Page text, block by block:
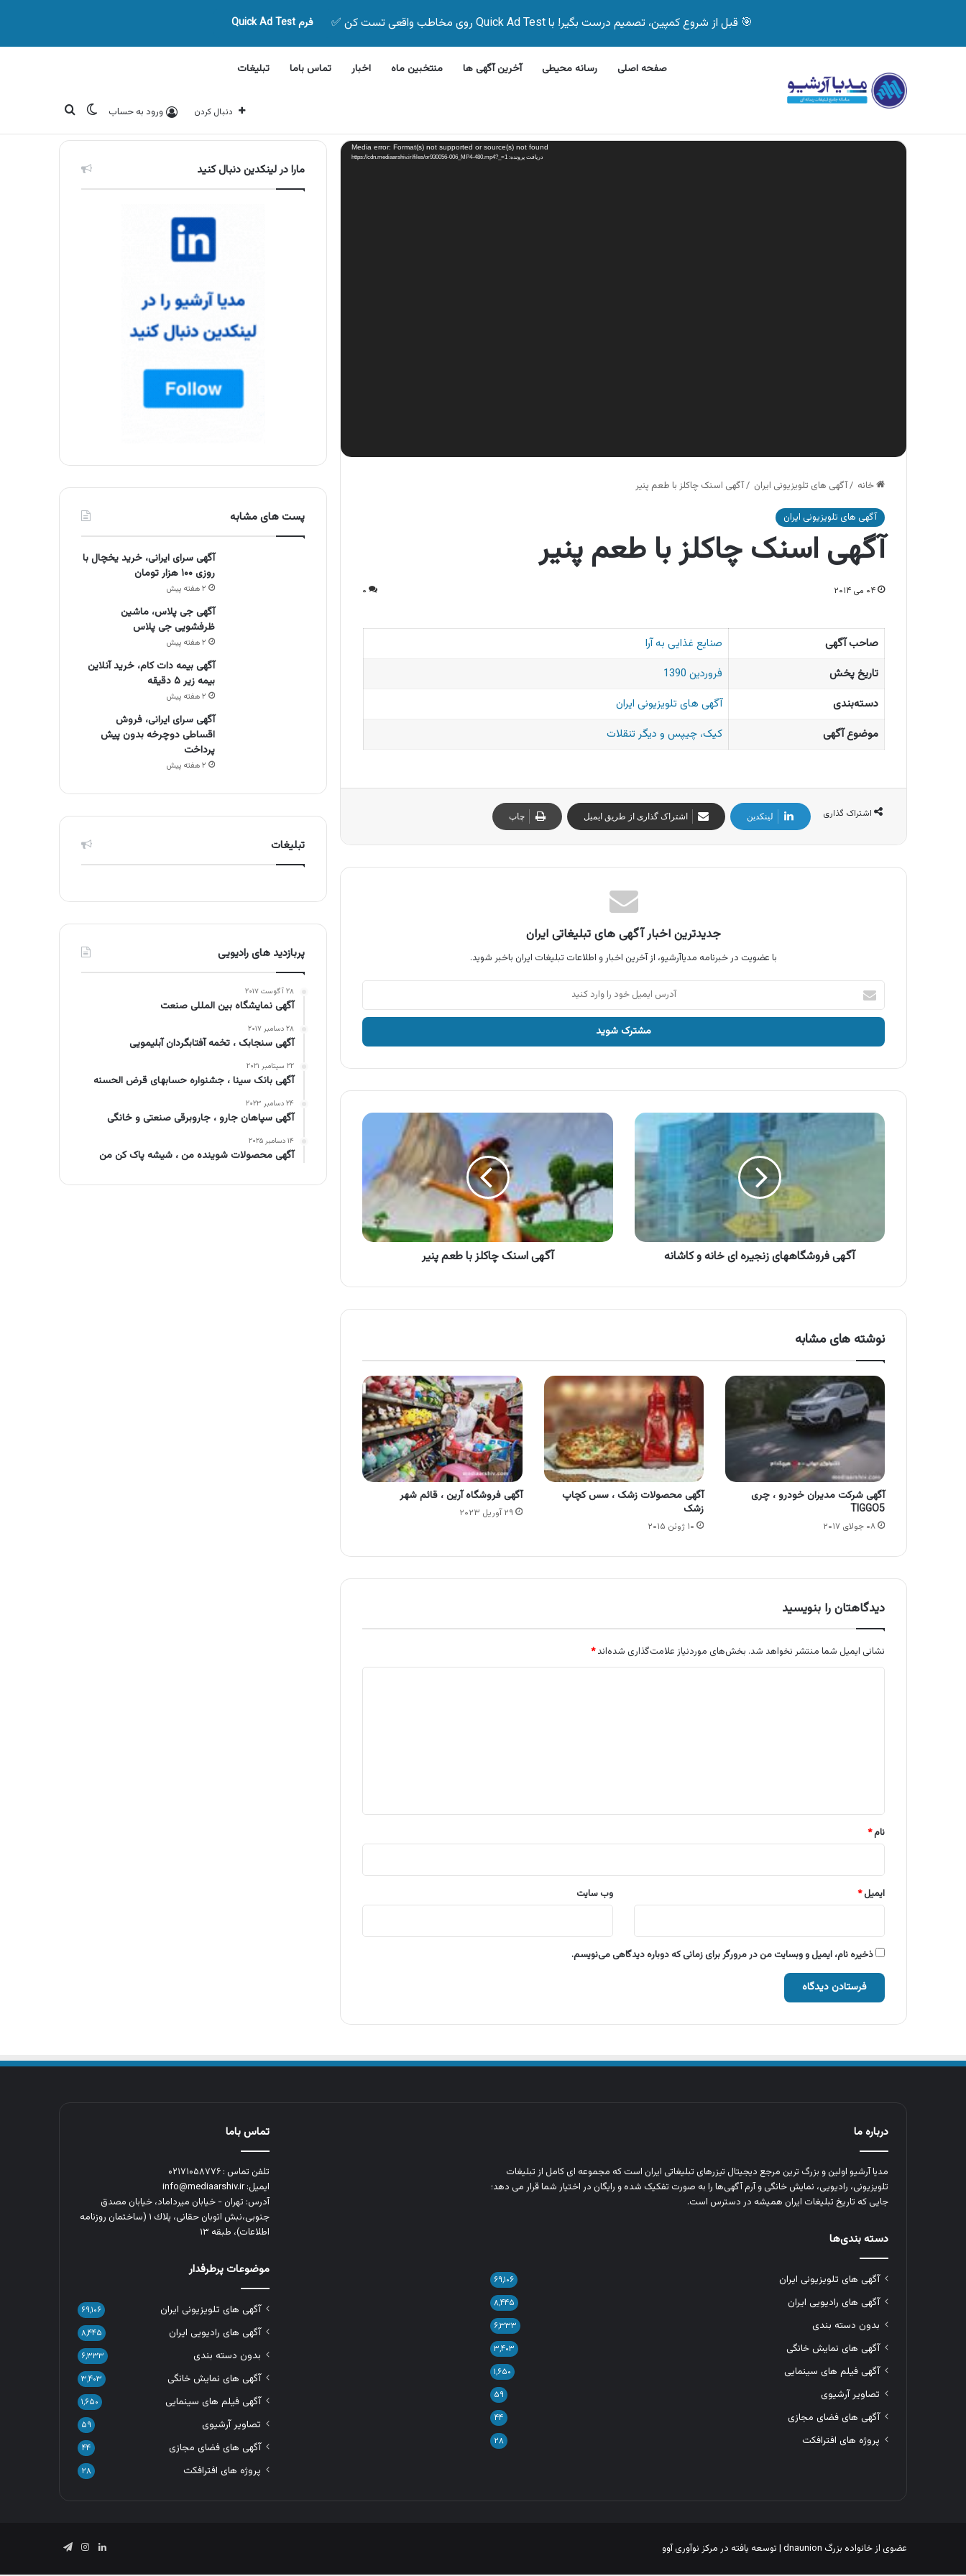
🎯 قبل از شروع کمپین، تصمیم درست بگیر! با Quick Ad Test روی مخاطب واقعی تست کن ✅ فرم Quick Ad Test
صفحه اصلی رسانه محیطی آخرین آگهی ها منتخبین ماه اخبار تماس باما تبلیغات
دنبال کردن ورود به حساب تغییر پوسته
جستجو برای جمعه, 7 آگوست 2026 آگهی های تازه
نمایشگر
ویدیو Media error: Format(s) not supported or source(s) not found
دریافت پرونده: https://cdn.mediaarshiv.ir/files/or930056-006_MP4-480.mp4?_=1
خانه /آگهی های تلویزیونی ایران /آگهی اسنک چاکلز با طعم پنیر
آگهی های تلویزیونی ایران
آگهی اسنک چاکلز با طعم پنیر
۰۴ می ۲۰۱۴ ۰
صاحب آگهی
صنایع غذایی به آرا
تاریخ پخش
فروردین 1390
دسته‌بندی
آگهی های تلویزیونی ایران
موضوع آگهی
کیک، چیپس و دیگر تنقلات
اشتراک گذاری لینکدین اشتراک گذاری از طریق ایمیل چاپ
جدیدترین اخبار آگهی های تبلیغاتی ایران
با عضویت در خبرنامه مدیاآرشیو، از آخرین اخبار و اطلاعات تبلیغات ایران باخبر شوید.
آدرس
ایمیل
خود
وارد
آگهی
زنجیره
آگهی فروشگاههای زنجیره ای خانه و کاشانه
آگهی
با
طعم
پنیر
آگهی اسنک چاکلز با طعم پنیر
نوشته های مشابه
آگهی شرکت مدیران خودرو ، چری
TIGGO5
۰۸ جولای ۲۰۱۷
آگهی محصولات زشک ، سس کچاپ
زشک
۱۰ ژوئن ۲۰۱۵
آگهی فروشگاه آرین ، قائم شهر
۲۹ آوریل ۲۰۲۳
دیدگاهتان را بنویسید
نشانی ایمیل شما منتشر نخواهد شد. بخش‌های موردنیاز علامت‌گذاری شده‌اند*
نام*
ایمیل* وب‌ سایت
ذخیره نام، ایمیل و وبسایت من در مرورگر برای زمانی که دوباره دیدگاهی می‌نویسم.
مارا در لینکدین دنبال کنید
پست های مشابه
آگهی سرای ایرانی، خرید یخچال با
روزی ۱۰۰ هزار تومان
۲ هفته پیش
آگهی جی پلاس، ماشین
ظرفشویی جی پلاس
۲ هفته پیش
آگهی بیمه دات کام، خرید آنلاین
بیمه زیر ۵ دقیقه
۲ هفته پیش
آگهی سرای ایرانی، فروش
اقساطی دوچرخه بدون پیش
پرداخت
۲ هفته پیش
تبلیغات
پربازدید های رادیویی
۲۸ آگوست ۲۰۱۷
آگهی نمایشگاه بین المللی صنعت
۲۸ دسامبر ۲۰۱۷
آگهی سنجابک ، تخمه آفتابگردان آبلیمویی
۲۲ سپتامبر ۲۰۲۱
آگهی بانک سینا ، جشنواره حسابهای قرض الحسنه
۲۴ دسامبر ۲۰۲۳
آگهی سپاهان جارو ، جاروبرقی صنعتی و خانگی
۱۴ دسامبر ۲۰۲۵
آگهی محصولات شوینده من ، شیشه پاک کن من
درباره ما
مدیا آرشیو اولین و بزرگ‌ ترین مرجع دیجیتال تیزرهای تبلیغاتی ایران است که مجموعه‌ ای کامل از تبلیغات
تلویزیونی، رادیویی، نمایش خانگی و آرم‌ آگهی‌ها را به‌ صورت تفکیک‌ شده و رایگان در اختیار شما قرار می‌ دهد؛
جایی که تاریخ تبلیغات ایران همیشه در دسترس است.
دسته بندی‌ها
آگهی های تلویزیونی ایران ۶۹,۱۰۶
آگهی های رادیویی ایران ۸,۴۴۵
بدون دسته بندی ۶,۳۳۳
آگهی های نمایش خانگی ۳,۴۰۳
آگهی فیلم های سینمایی ۱,۶۵۰
تصاویر آرشیوی ۵۹
آگهی های فضای مجازی ۴۴
پروژه های افترافکت ۲۸
تماس باما
تلفن تماس : ۰۲۱۷۱۰۵۸۷۷۶
ایمیل: info@mediaarshiv.ir
آدرس: تهران - خیابان میرداماد، خیابان مصدق
جنوبی،نبش اتوبان حقانی، پلاك ١ (ساختمان روزنامه
اطلاعات)، طبقه ۱۳
موضوعات پرطرفدار
آگهی های تلویزیونی ایران ۶۹,۱۰۶
آگهی های رادیویی ایران ۸,۴۴۵
بدون دسته بندی ۶,۳۳۳
آگهی های نمایش خانگی ۳,۴۰۳
آگهی فیلم های سینمایی ۱,۶۵۰
تصاویر آرشیوی ۵۹
آگهی های فضای مجازی ۴۴
پروژه های افترافکت ۲۸
عضوی از خانواده بزرگ dnaunion | توسعه یافته در مرکز نوآوری آوو لینکدیناینستاگرام
تلگرام